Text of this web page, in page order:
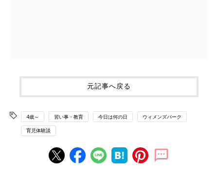
元記事へ戻る
4歳～ 習い事・教育 今日は何の日 ウィメンズパーク
育児体験談